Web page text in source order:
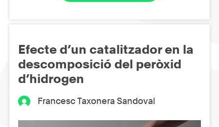
Efecte d’un catalitzador en la
descomposició del peròxid
d’hidrogen
Francesc Taxonera Sandoval